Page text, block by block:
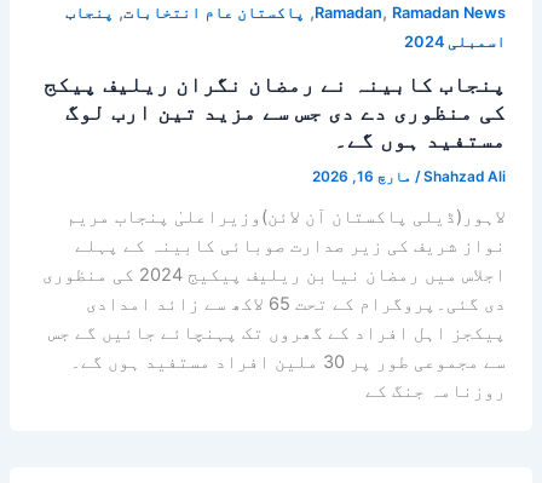
Ramadan, Ramadan News
, پاکستان عام انتخابات, پنجاب
اسمبلی 2024
پنجاب کابینہ نے رمضان نگران ریلیف پیکج
کی منظوری دے دی جس سے مزید تین ارب لوگ
مستفید ہوں گے۔
Shahzad Ali
/ مارچ 16, 2026
لاہور(ڈیلی پاکستان آن لائن)وزیراعلیٰ پنجاب مریم
نواز شریف کی زیر صدارت صوبائی کابینہ کے پہلے
اجلاس میں رمضان نیابن ریلیف پیکیج 2024 کی منظوری
دی گئی۔پروگرام کے تحت 65 لاکھ سے زائد امدادی
پیکجز اہل افراد کے گھروں تک پہنچائے جائیں گے جس
سے مجموعی طور پر 30 ملین افراد مستفید ہوں گے۔
روزنامہ جنگ کے